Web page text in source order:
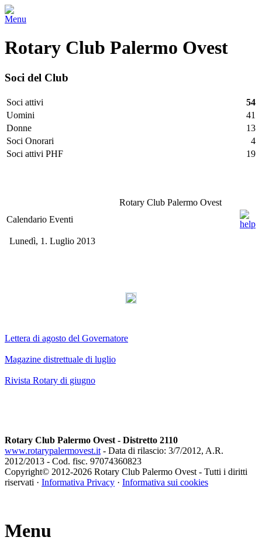
Menu
Rotary Club Palermo Ovest
Soci del Club
Soci attivi
54
Uomini
41
Donne
13
Soci Onorari
4
Soci attivi PHF
19
Rotary Club Palermo Ovest
Calendario Eventi
Lunedì, 1. Luglio 2013
Lettera di agosto del Governatore
Magazine distrettuale di luglio
Rivista Rotary di giugno
Rotary Club Palermo Ovest - Distretto 2110
www.rotarypalermovest.it - Data di rilascio: 3/7/2012, A.R.
2012/2013 - Cod. fisc. 97074360823
Copyright© 2012-2026 Rotary Club Palermo Ovest - Tutti i diritti
riservati · Informativa Privacy · Informativa sui cookies
Menu